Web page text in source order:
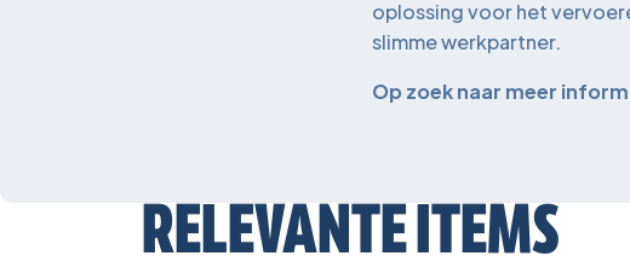
oplossing voor het
slimme werkpartner.
Op zoek naar meer
RELEVANTE ITEMS